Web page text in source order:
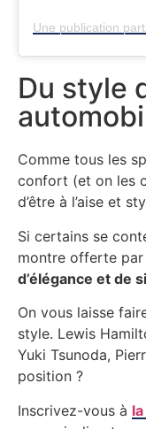
Du style
Comme tous les
confort (et on les
d’être à l’aise et
Si certains se
montre offerte par
d’élégance et de
On vous laisse
style. Lewis
Yuki Tsunoda,
position ?
Inscrivez-vous à